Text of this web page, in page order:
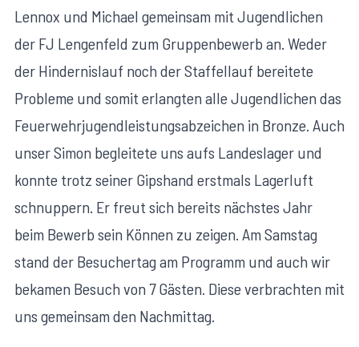
Lennox und Michael gemeinsam mit Jugendlichen
der FJ Lengenfeld zum Gruppenbewerb an. Weder
der Hindernislauf noch der Staffellauf bereitete
Probleme und somit erlangten alle Jugendlichen das
Feuerwehrjugendleistungsabzeichen in Bronze. Auch
unser Simon begleitete uns aufs Landeslager und
konnte trotz seiner Gipshand erstmals Lagerluft
schnuppern. Er freut sich bereits nächstes Jahr
beim Bewerb sein Können zu zeigen. Am Samstag
stand der Besuchertag am Programm und auch wir
bekamen Besuch von 7 Gästen. Diese verbrachten mit
uns gemeinsam den Nachmittag.